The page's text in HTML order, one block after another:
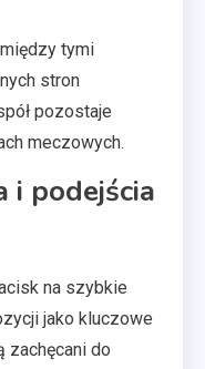
tymi
stron
pozostaje
meczowych.
i podejścia
na szybkie
jako kluczowe
zachęcani do